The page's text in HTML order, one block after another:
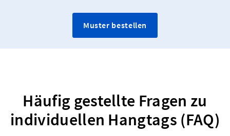
Muster bestellen
Häufig gestellte Fragen zu
individuellen Hangtags (FAQ)